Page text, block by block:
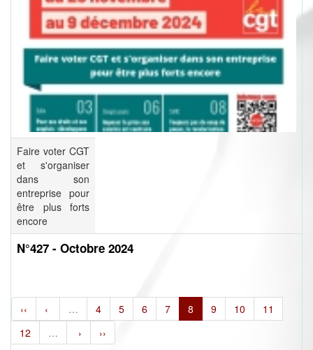
Faire voter CGT
et s'organiser
dans son
entreprise pour
être plus forts
encore
N°427 - Octobre 2024
‹‹ ‹ … 4 5 6 7 8 9 10
11
12
… › ››